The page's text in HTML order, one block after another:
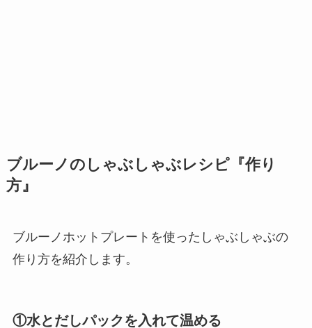
ブルーノのしゃぶしゃぶレシピ『作り
方』
ブルーノホットプレートを使ったしゃぶしゃぶの
作り方を紹介します。
①水とだしパックを入れて温める